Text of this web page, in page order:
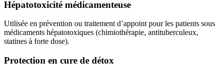
Hépatotoxicité médicamenteuse
Utilisée en prévention ou traitement d’appoint pour les patients sous
médicaments hépatotoxiques (chimiothérapie, antituberculeux,
statines à forte dose).
Protection en cure de détox